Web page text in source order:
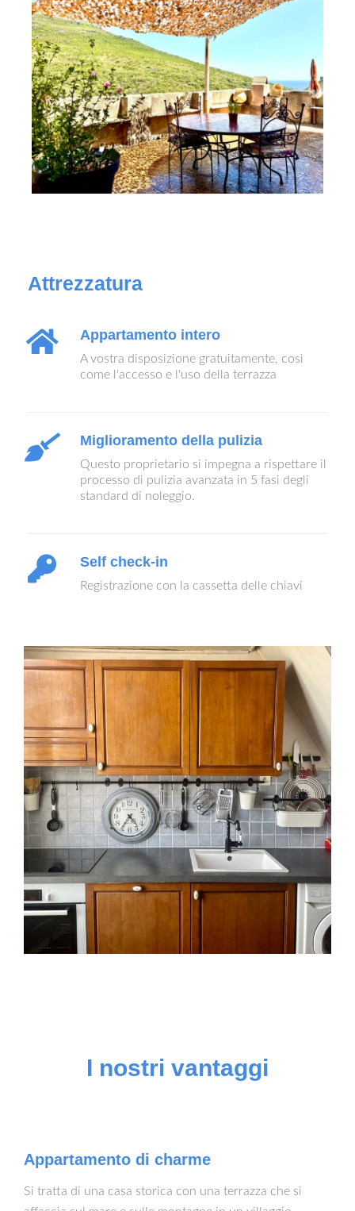
Attrezzatura
Appartamento intero
A vostra disposizione gratuitamente, così
come l'accesso e l'uso della terrazza
Miglioramento della pulizia
Questo proprietario si impegna a rispettare il
processo di pulizia avanzata in 5 fasi degli
standard di noleggio.
Self check-in
Registrazione con la cassetta delle chiavi
I nostri vantaggi
Appartamento di charme
Si tratta di una casa storica con una terrazza che si